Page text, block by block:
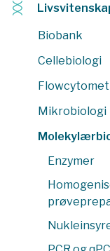
Biobank
Cellebiologi
Mikrobiologi
Enzymer